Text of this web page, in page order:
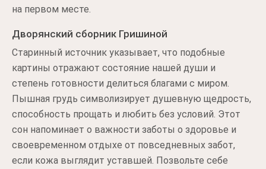
на первом месте.
Дворянский сборник Гришиной
Старинный источник указывает, что подобные
картины отражают состояние нашей души и
степень готовности делиться благами с миром.
Пышная грудь символизирует душевную щедрость,
способность прощать и любить без условий. Этот
сон напоминает о важности заботы о здоровье и
своевременном отдыхе от повседневных забот,
если кожа выглядит уставшей. Позвольте себе